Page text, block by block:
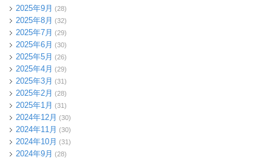
2025年9月 (28)
2025年8月 (32)
2025年7月 (29)
2025年6月 (30)
2025年5月 (26)
2025年4月 (29)
2025年3月 (31)
2025年2月 (28)
2025年1月 (31)
2024年12月 (30)
2024年11月 (30)
2024年10月 (31)
2024年9月 (28)